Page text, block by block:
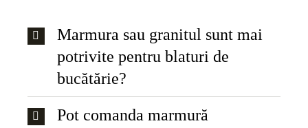
Marmura sau granitul sunt mai
potrivite pentru blaturi de
bucătărie?
Pot comanda marmură